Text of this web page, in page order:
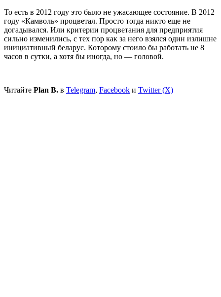
То есть в 2012 году это было не ужасающее состояние. В 2012
году «Камволь» процветал. Просто тогда никто еще не
догадывался. Или критерии процветания для предприятия
сильно изменились, с тех пор как за него взялся один излишне
инициативный беларус. Которому стоило бы работать не 8
часов в сутки, а хотя бы иногда, но — головой.
Читайте Plan B. в Telegram, Facebook и Twitter (X)